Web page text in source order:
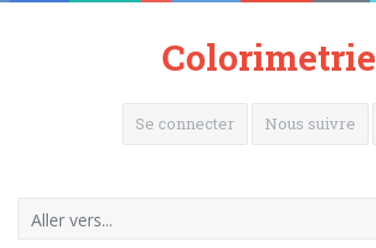
Colorimetrie
Se connecter Nous suivre
Aller vers...